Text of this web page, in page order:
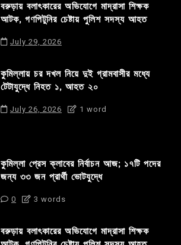
বরুড়ায় বলাৎকারের অভিযোগে মাদ্রাসা শিক্ষক
আটক, গণপিটুনির চেষ্টায় পুলিশ সদস্য আহত
July 29, 2026
কুমিল্লায় চর দখল নিয়ে দুই গ্রামবাসীর মধ্যে
টেটাযুদ্ধে নিহত ১, আহত ২০
July 26, 2026 1 word
কুমিল্লা প্রেস ক্লাবের নির্বাচন আজ; ১৭টি পদের
জন্য ৩৩ জন প্রার্থী ভোটযুদ্ধে
0 3 words
বরুড়ায় বলাৎকারের অভিযোগে মাদ্রাসা শিক্ষক